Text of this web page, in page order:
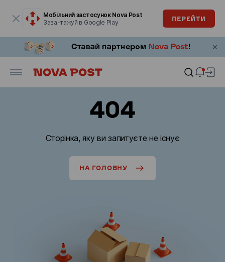
Мобільний застосунок Nova Post
Завантажуй в Google Play
ПЕРЕЙТИ
404
Сторінка, яку ви запитуєте не існує
НА ГОЛОВНУ